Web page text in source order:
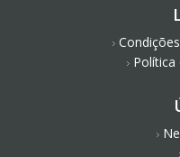
Política